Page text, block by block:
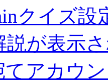
クイズ
説が表示
てアカウ